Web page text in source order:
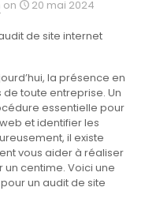
on 20 mai 2024
de site internet
la présence en
toute entreprise. Un
essentielle pour
et identifier les
il existe
vous aider à réaliser
centime. Voici une
un audit de site